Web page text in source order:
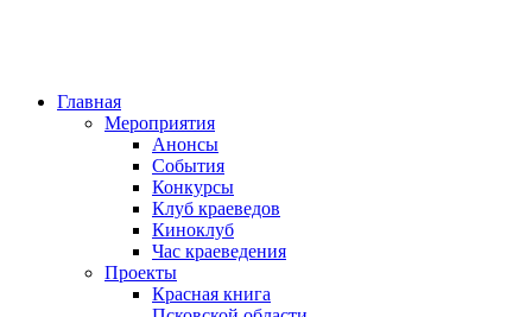
Главная
Мероприятия
Анонсы
События
Конкурсы
Клуб краеведов
Киноклуб
Час краеведения
Проекты
Красная книга